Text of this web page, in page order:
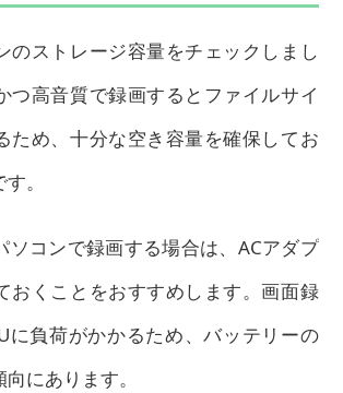
のストレージ容量をチェックしまし
つ高音質で録画するとファイルサイ
ため、十分な空き容量を確保してお
。
ソコンで録画する場合は、ACアダプ
おくことをおすすめします。画面録
に負荷がかかるため、バッテリーの
にあります。